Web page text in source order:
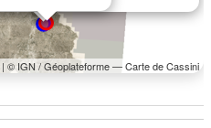
| © IGN / Géoplateforme — Carte de Cassini